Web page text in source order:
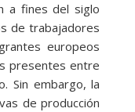
a fines del siglo
de trabajadores
europeos
presentes entre
Sin embargo, la
de producción